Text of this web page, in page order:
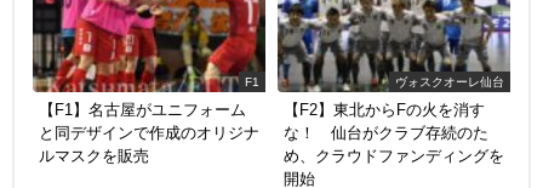
F1
【F1】名古屋がユニフォーム
と同デザインで作成のオリジナ
ルマスクを販売
ヴォスクオーレ仙台
【F2】東北からFの火を消す
な！ 仙台がクラブ存続のた
め、クラウドファンディングを
開始